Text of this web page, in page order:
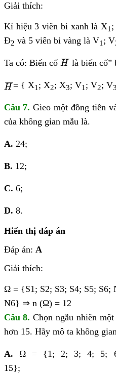
Giải thích:
Kí hiệu 3 viên bi xanh là X1
Đ2 và 5 viên bi vàng là V1 ; V
Ta có: Biến cố ¯
¯¯¯
H
H¯là biến cố”
¯
¯¯¯
H
H¯= { X1 ; X2; X3; V1 ; V2; V3
Câu 7. Gieo một đồng tiền
của không gian mẫu là.
A. 24;
B. 12;
C. 6;
D. 8.
Hiển thị đáp án
Đáp án: A
Giải thích:
Ω = {S1; S2; S3; S4; S5; S6;
N6} ⇒ n (Ω) = 12
Câu 8. Chọn ngẫu nhiên
hơn 15. Hãy mô ta không
A. Ω = {1; 2; 3; 4; 5;
15};